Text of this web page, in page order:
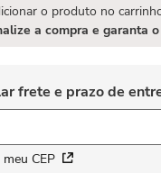
o produto no
a compra e garanta
CEP